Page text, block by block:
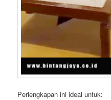
Perlengkapan ini ideal untuk: